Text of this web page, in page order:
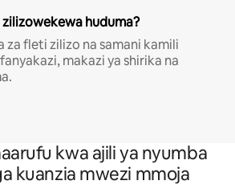
huduma?
za fleti zilizo na samani kamili
makazi ya shirika na
kwa ajili ya nyumba
kuanzia mwezi mmoja